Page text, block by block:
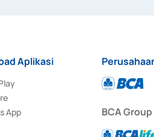
Aplikasi
App
BCA Group